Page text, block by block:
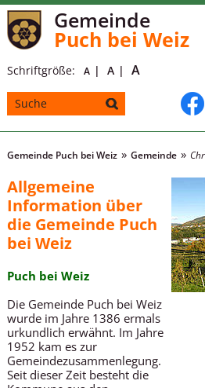
Gemeinde
Puch bei Weiz
Schriftgröße: A A A
Gemeinde Puch bei Weiz Gemeinde
Allgemeine
Information über
die Gemeinde Puch
bei Weiz
Puch bei Weiz
Die Gemeinde Puch bei Weiz
wurde im Jahre 1386 ermals
urkundlich erwähnt. Im Jahre
1952 kam es zur
Gemeindezusammenlegung.
Seit dieser Zeit besteht die